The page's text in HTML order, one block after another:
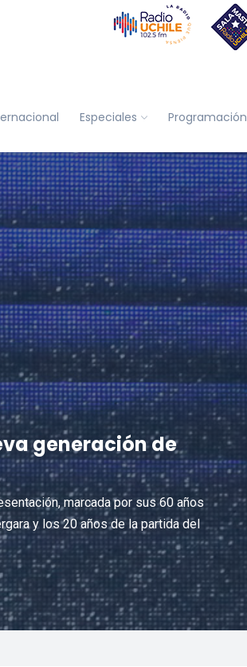
Especiales Programación
generación de
marcada por sus 60 años
y los 20 años de la partida del